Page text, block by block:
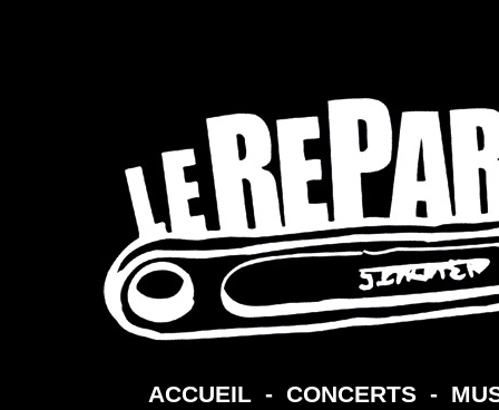
ACCUEIL- CONCERTS-